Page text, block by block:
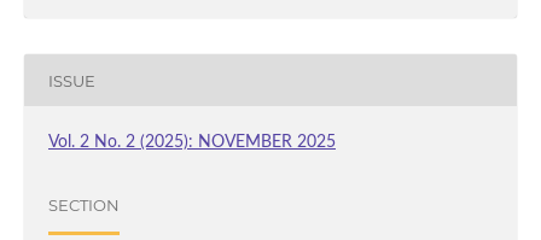
ISSUE
Vol. 2 No. 2 (2025): NOVEMBER 2025
SECTION